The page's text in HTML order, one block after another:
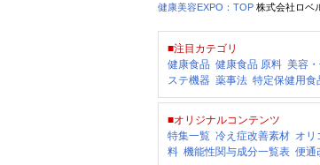
健康美容EXPO：TOP 株式会社ロベ
■注目カテゴリ
健康食品 健康食品 原料 美容
ステ機器 薬事法 特定保健用食
■オリジナルコンテンツ
特集一覧 冷え症改善素材 オリ
料 機能性関与成分一覧表 便通